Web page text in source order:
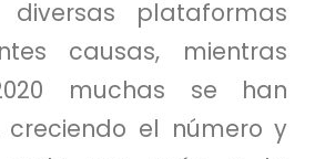
plataformas
causas, mientras
muchas se han
creciendo el número y